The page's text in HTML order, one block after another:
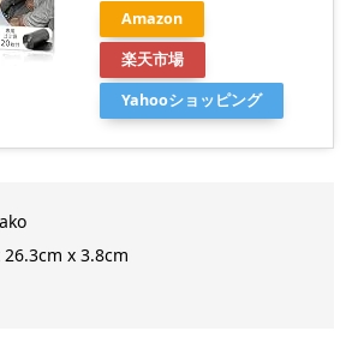
Amazon
楽天市場
Yahooショッピング
x 3.8cm